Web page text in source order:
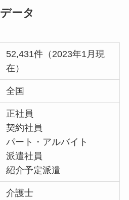
ータ
52,431件（2023年1月現
在）
全国
正社員
契約社員
パート・アルバイト
派遣社員
紹介予定派遣
介護士